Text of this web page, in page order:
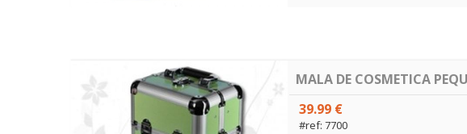
MALA DE COSMETICA
39.99 €
#ref: 7700